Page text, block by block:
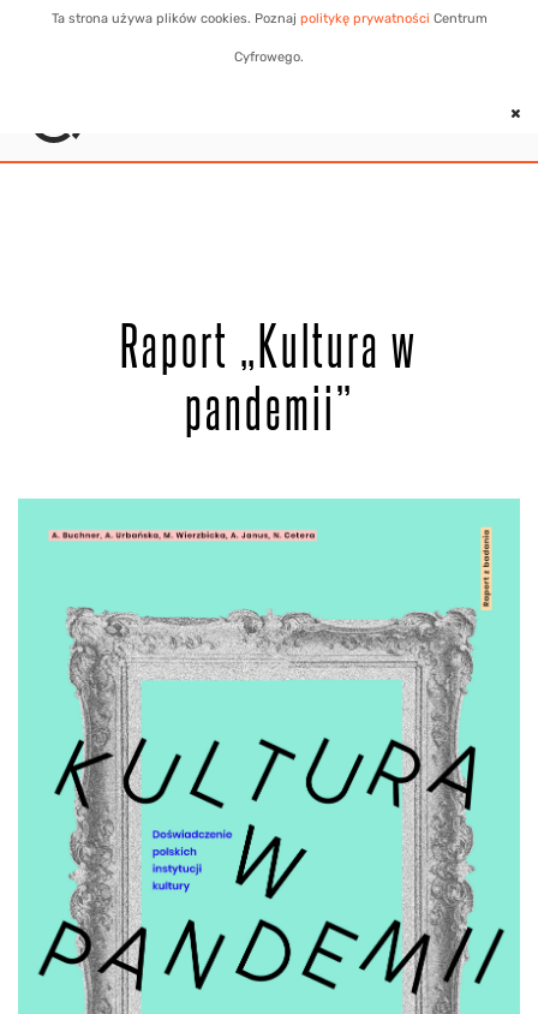
Ta strona używa plików cookies. Poznaj politykę prywatności Centrum
Cyfrowego.
Raport „Kultura w
pandemii”